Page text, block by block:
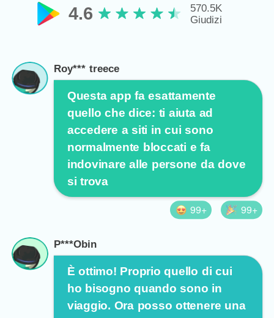
4.6
570.5K
Giudizi
Roy*** treece
Questa app fa esattamente
quello che dice: ti aiuta ad
accedere a siti in cui sono
normalmente bloccati e fa
indovinare alle persone da dove
si trova
99+
99+
P***Obin
È ottimo! Proprio quello di cui
ho bisogno quando sono in
viaggio. Ora posso ottenere una